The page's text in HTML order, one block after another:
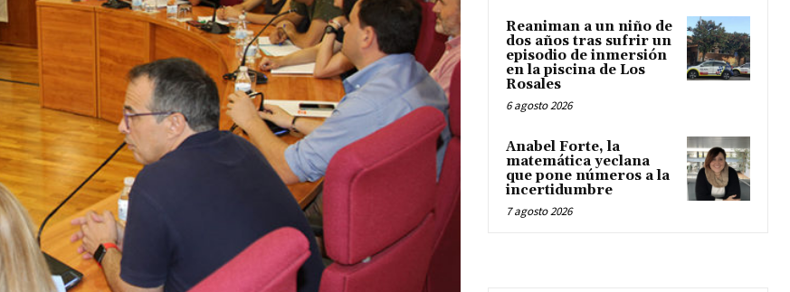
Reaniman a un niño de
dos años tras sufrir un
episodio de inmersión
en la piscina de Los
Rosales
6 agosto 2026
Anabel Forte, la
matemática yeclana
que pone números a la
incertidumbre
7 agosto 2026